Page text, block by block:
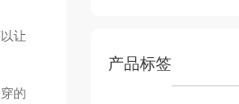
让
的
产品标签